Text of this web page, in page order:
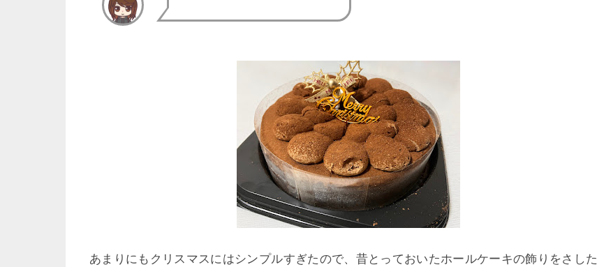
あまりにもクリスマスにはシンプルすぎたので、昔とっておいたホールケーキの飾りをさした